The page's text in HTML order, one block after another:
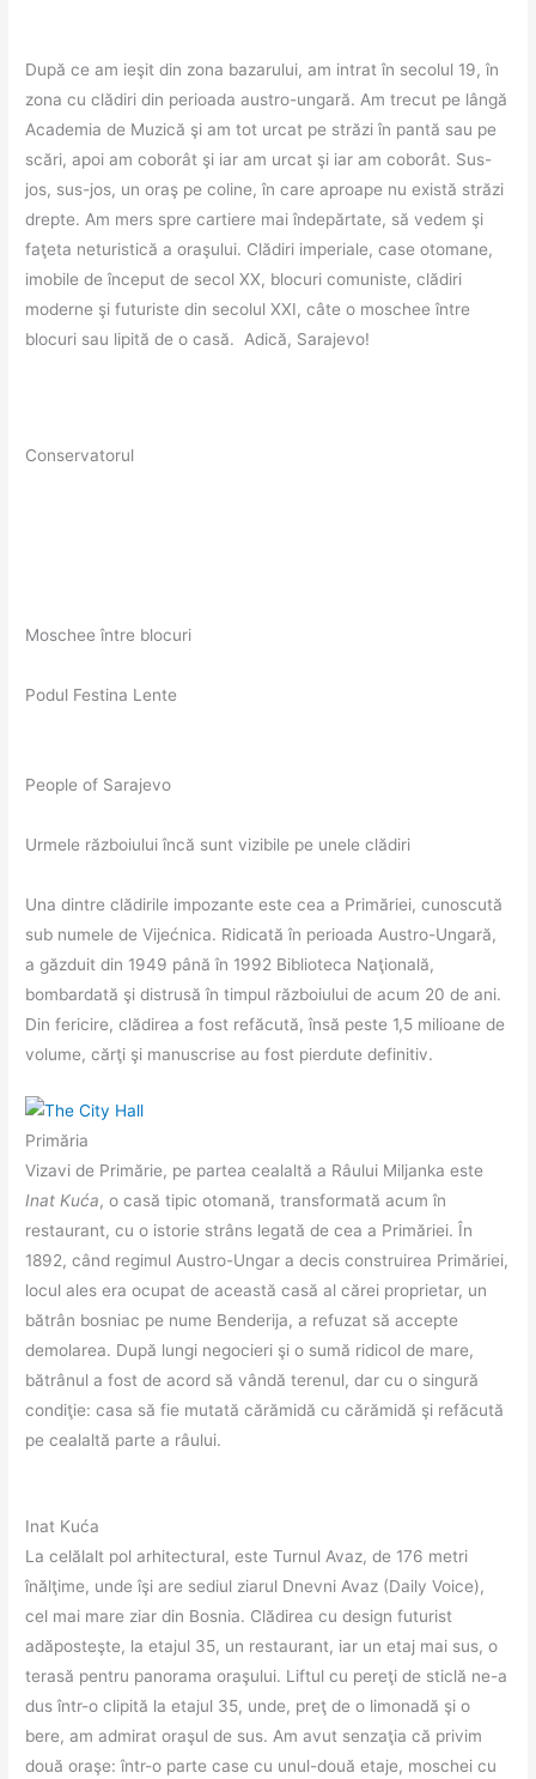
După ce am ieşit din zona bazarului, am intrat în secolul 19, în
zona cu clădiri din perioada austro-ungară. Am trecut pe lângă
Academia de Muzică şi am tot urcat pe străzi în pantă sau pe
scări, apoi am coborât şi iar am urcat şi iar am coborât. Sus-
jos, sus-jos, un oraş pe coline, în care aproape nu există străzi
drepte. Am mers spre cartiere mai îndepărtate, să vedem şi
faţeta neturistică a oraşului. Clădiri imperiale, case otomane,
imobile de început de secol XX, blocuri comuniste, clădiri
moderne şi futuriste din secolul XXI, câte o moschee între
blocuri sau lipită de o casă. Adică, Sarajevo!
Conservatorul
Moschee între blocuri
Podul Festina Lente
People of Sarajevo
Urmele războiului încă sunt vizibile pe unele clădiri
Una dintre clădirile impozante este cea a Primăriei, cunoscută
sub numele de Vijećnica. Ridicată în perioada Austro-Ungară,
a găzduit din 1949 până în 1992 Biblioteca Naţională,
bombardată şi distrusă în timpul războiului de acum 20 de ani.
Din fericire, clădirea a fost refăcută, însă peste 1,5 milioane de
volume, cărţi şi manuscrise au fost pierdute definitiv.
Primăria
Vizavi de Primărie, pe partea cealaltă a Râului Miljanka este
Inat Kuća, o casă tipic otomană, transformată acum în
restaurant, cu o istorie strâns legată de cea a Primăriei. În
1892, când regimul Austro-Ungar a decis construirea Primăriei,
locul ales era ocupat de această casă al cărei proprietar, un
bătrân bosniac pe nume Benderija, a refuzat să accepte
demolarea. După lungi negocieri şi o sumă ridicol de mare,
bătrânul a fost de acord să vândă terenul, dar cu o singură
condiţie: casa să fie mutată cărămidă cu cărămidă şi refăcută
pe cealaltă parte a râului.
Inat Kuća
La celălalt pol arhitectural, este Turnul Avaz, de 176 metri
înălţime, unde îşi are sediul ziarul Dnevni Avaz (Daily Voice),
cel mai mare ziar din Bosnia. Clădirea cu design futurist
adăposteşte, la etajul 35, un restaurant, iar un etaj mai sus, o
terasă pentru panorama oraşului. Liftul cu pereţi de sticlă ne-a
dus într-o clipită la etajul 35, unde, preţ de o limonadă şi o
bere, am admirat oraşul de sus. Am avut senzaţia că privim
două oraşe: într-o parte case cu unul-două etaje, moschei cu